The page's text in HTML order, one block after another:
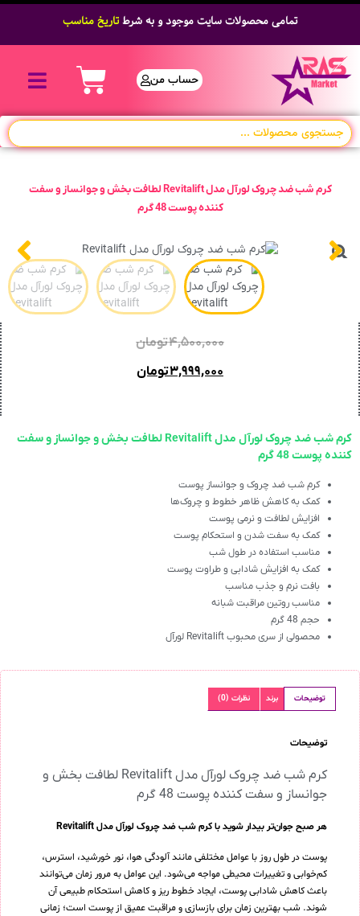
تمامی محصولات سایت موجود و به شرطتاریخ مناسب
حساب من
کرم شب ضد چروک لورآل مدل Revitalift لطافت بخش و جوانساز و سفت
کننده پوست 48 گرم
۴,۵۰۰,۰۰۰تومان
۳,۹۹۹,۰۰۰تومان
کرم شب ضد چروک لورآل مدل Revitalift لطافت بخش و جوانساز و سفت
کننده پوست 48 گرم
کرم شب ضد چروک و جوانساز پوست
کمک به کاهش ظاهر خطوط و چروک‌ها
افزایش لطافت و نرمی پوست
کمک به سفت شدن و استحکام پوست
مناسب استفاده در طول شب
کمک به افزایش شادابی و طراوت پوست
بافت نرم و جذب مناسب
مناسب روتین مراقبت شبانه
حجم 48 گرم
محصولی از سری محبوب Revitalift لورآل
توضیحات برند نظرات (0)
توضیحات
کرم شب ضد چروک لورآل مدل Revitalift لطافت بخش و
جوانساز و سفت کننده پوست 48 گرم
هر صبح جوان‌تر بیدار شوید با کرم شب ضد چروک لورآل مدل Revitalift
پوست در طول روز با عوامل مختلفی مانند آلودگی هوا، نور خورشید، استرس،
کم‌خوابی و تغییرات محیطی مواجه می‌شود. این عوامل به مرور زمان می‌توانند
باعث کاهش شادابی پوست، ایجاد خطوط ریز و کاهش استحکام طبیعی آن
شوند. شب بهترین زمان برای بازسازی و مراقبت عمیق از پوست است؛ زمانی